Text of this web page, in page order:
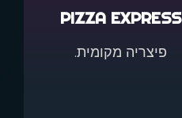
PIZZA EXPRESS
פיצריה מקומית.